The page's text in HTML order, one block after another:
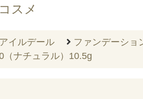
スメ
イルデール
ファンデーショ
（ナチュラル）10.5g